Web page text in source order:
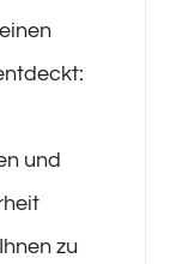
und
zu